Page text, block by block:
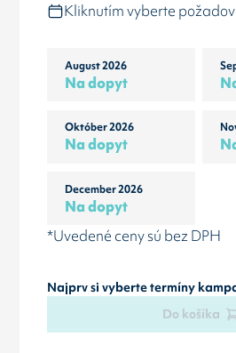
Kliknutím vyberte
August 2026
Na dopyt
Október 2026
Na dopyt
December 2026
Na dopyt
*Uvedené ceny sú bez DPH
Najprv si vyberte termíny
Do košíka